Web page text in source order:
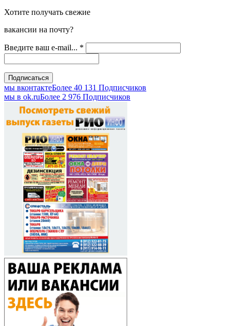
Хотите получать свежие
вакансии на почту?
Введите ваш e-mail... *
мы вконтактеБолее 40 131 Подписчиков
мы в оk.ruБолее 2 976 Подписчиков